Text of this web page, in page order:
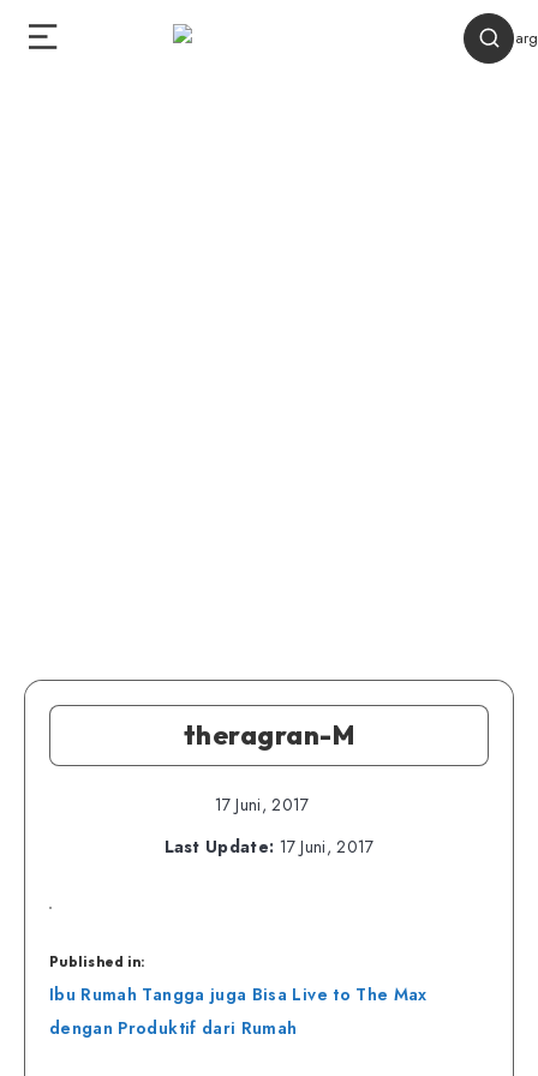
theragran-M
17 Juni, 2017
Last Update: 17 Juni, 2017
Published in:
Navigasi
pos
Ibu Rumah Tangga juga Bisa Live to The Max
dengan Produktif dari Rumah